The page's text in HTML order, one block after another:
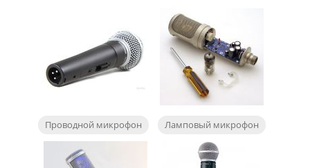
Проводной микрофон Ламповый микрофон